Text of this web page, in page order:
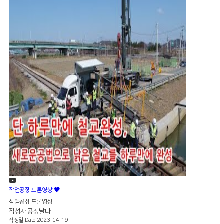
작업공정 드론영상
작업공정 드론영상
작성자 공장날다
작성일 Date 2023-04-19